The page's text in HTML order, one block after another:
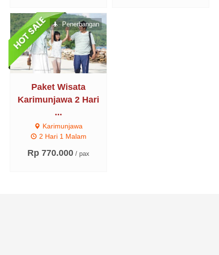
Paket Wisata
Karimunjawa 2 Hari
...
Karimunjawa
2 Hari 1 Malam
Rp 770.000 / pax
Penerbangan